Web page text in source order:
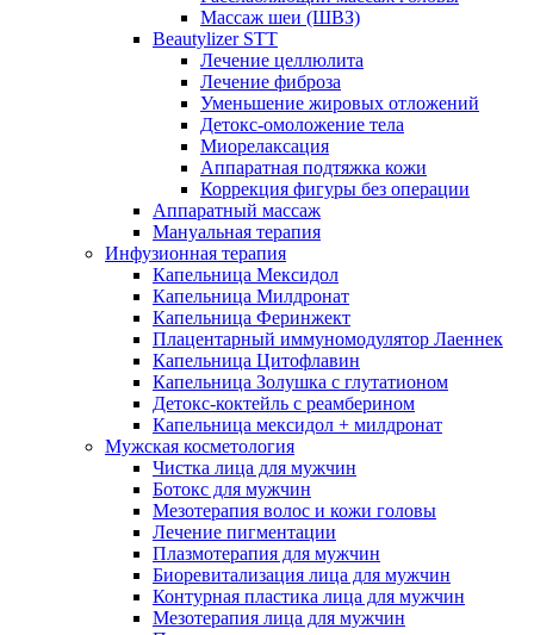
Массаж шеи (ШВЗ)
Beautylizer STT
Лечение целлюлита
Лечение фиброза
Уменьшение жировых отложений
Детокс-омоложение тела
Миорелаксация
Аппаратная подтяжка кожи
Коррекция фигуры без операции
Аппаратный массаж
Мануальная терапия
Инфузионная терапия
Капельница Мексидол
Капельница Милдронат
Капельница Феринжект
Плацентарный иммуномодулятор Лаеннек
Капельница Цитофлавин
Капельница Золушка с глутатионом
Детокс-коктейль с реамберином
Капельница мексидол + милдронат
Мужская косметология
Чистка лица для мужчин
Ботокс для мужчин
Мезотерапия волос и кожи головы
Лечение пигментации
Плазмотерапия для мужчин
Биоревитализация лица для мужчин
Контурная пластика лица для мужчин
Мезотерапия лица для мужчин